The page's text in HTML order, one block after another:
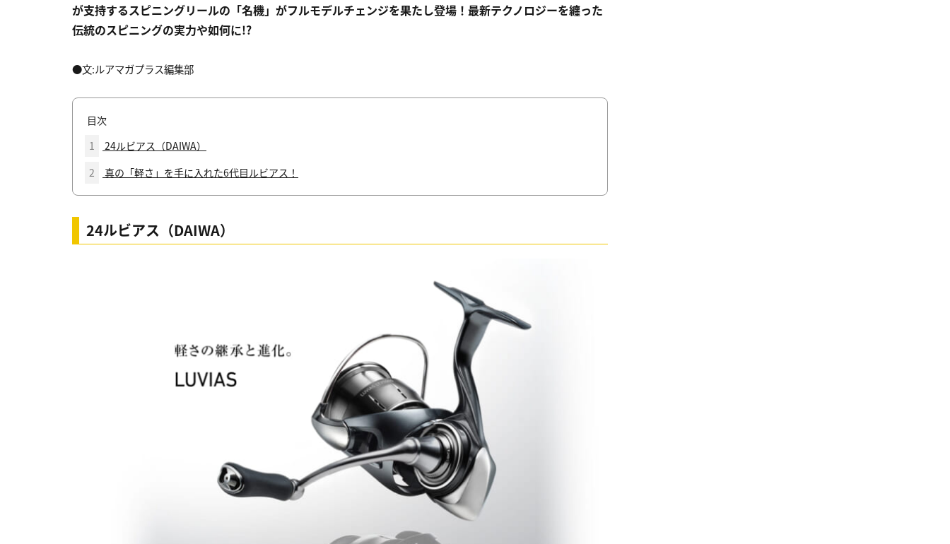
が支持するスピニングリールの「名機」がフルモデルチェンジを果たし登場！最新テクノロジーを纏った
伝統のスピニングの実力や如何に!?
●文:ルアマガプラス編集部
目次
1
24ルビアス（DAIWA）
2
真の「軽さ」を手に入れた6代目ルビアス！
24ルビアス（DAIWA）